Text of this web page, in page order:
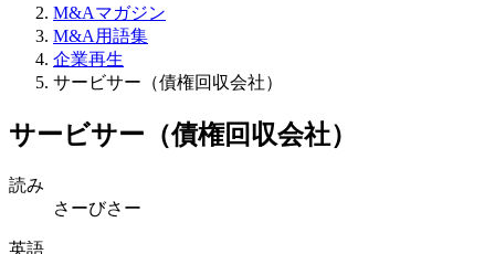
M&Aマガジン
M&A用語集
企業再生
サービサー（債権回収会社）
サービサー（債権回収会社）
読み
さーびさー
英語